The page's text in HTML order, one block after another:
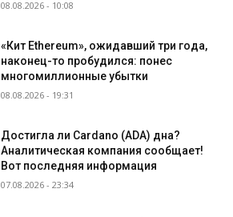
08.08.2026 - 10:08
«Кит Ethereum», ожидавший три года,
наконец-то пробудился: понес
многомиллионные убытки
08.08.2026 - 19:31
Достигла ли Cardano (ADA) дна?
Аналитическая компания сообщает!
Вот последняя информация
07.08.2026 - 23:34